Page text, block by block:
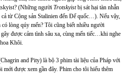
(Những người Trotskyistbị sát hại tàn nhẫn
từ Cộng sản Stalinien đến Đế quốc…). Nếu vậy,
lòng qúy mến? Tôi cũng biết nhiều người
được cảm tình sâu xa, cùng mến tiếc…khi nghe
Khôi.
and Pity) là bộ 3 phim tài liệu của Pháp với
được xem gần đây. Phim cho tôi hiểu thêm